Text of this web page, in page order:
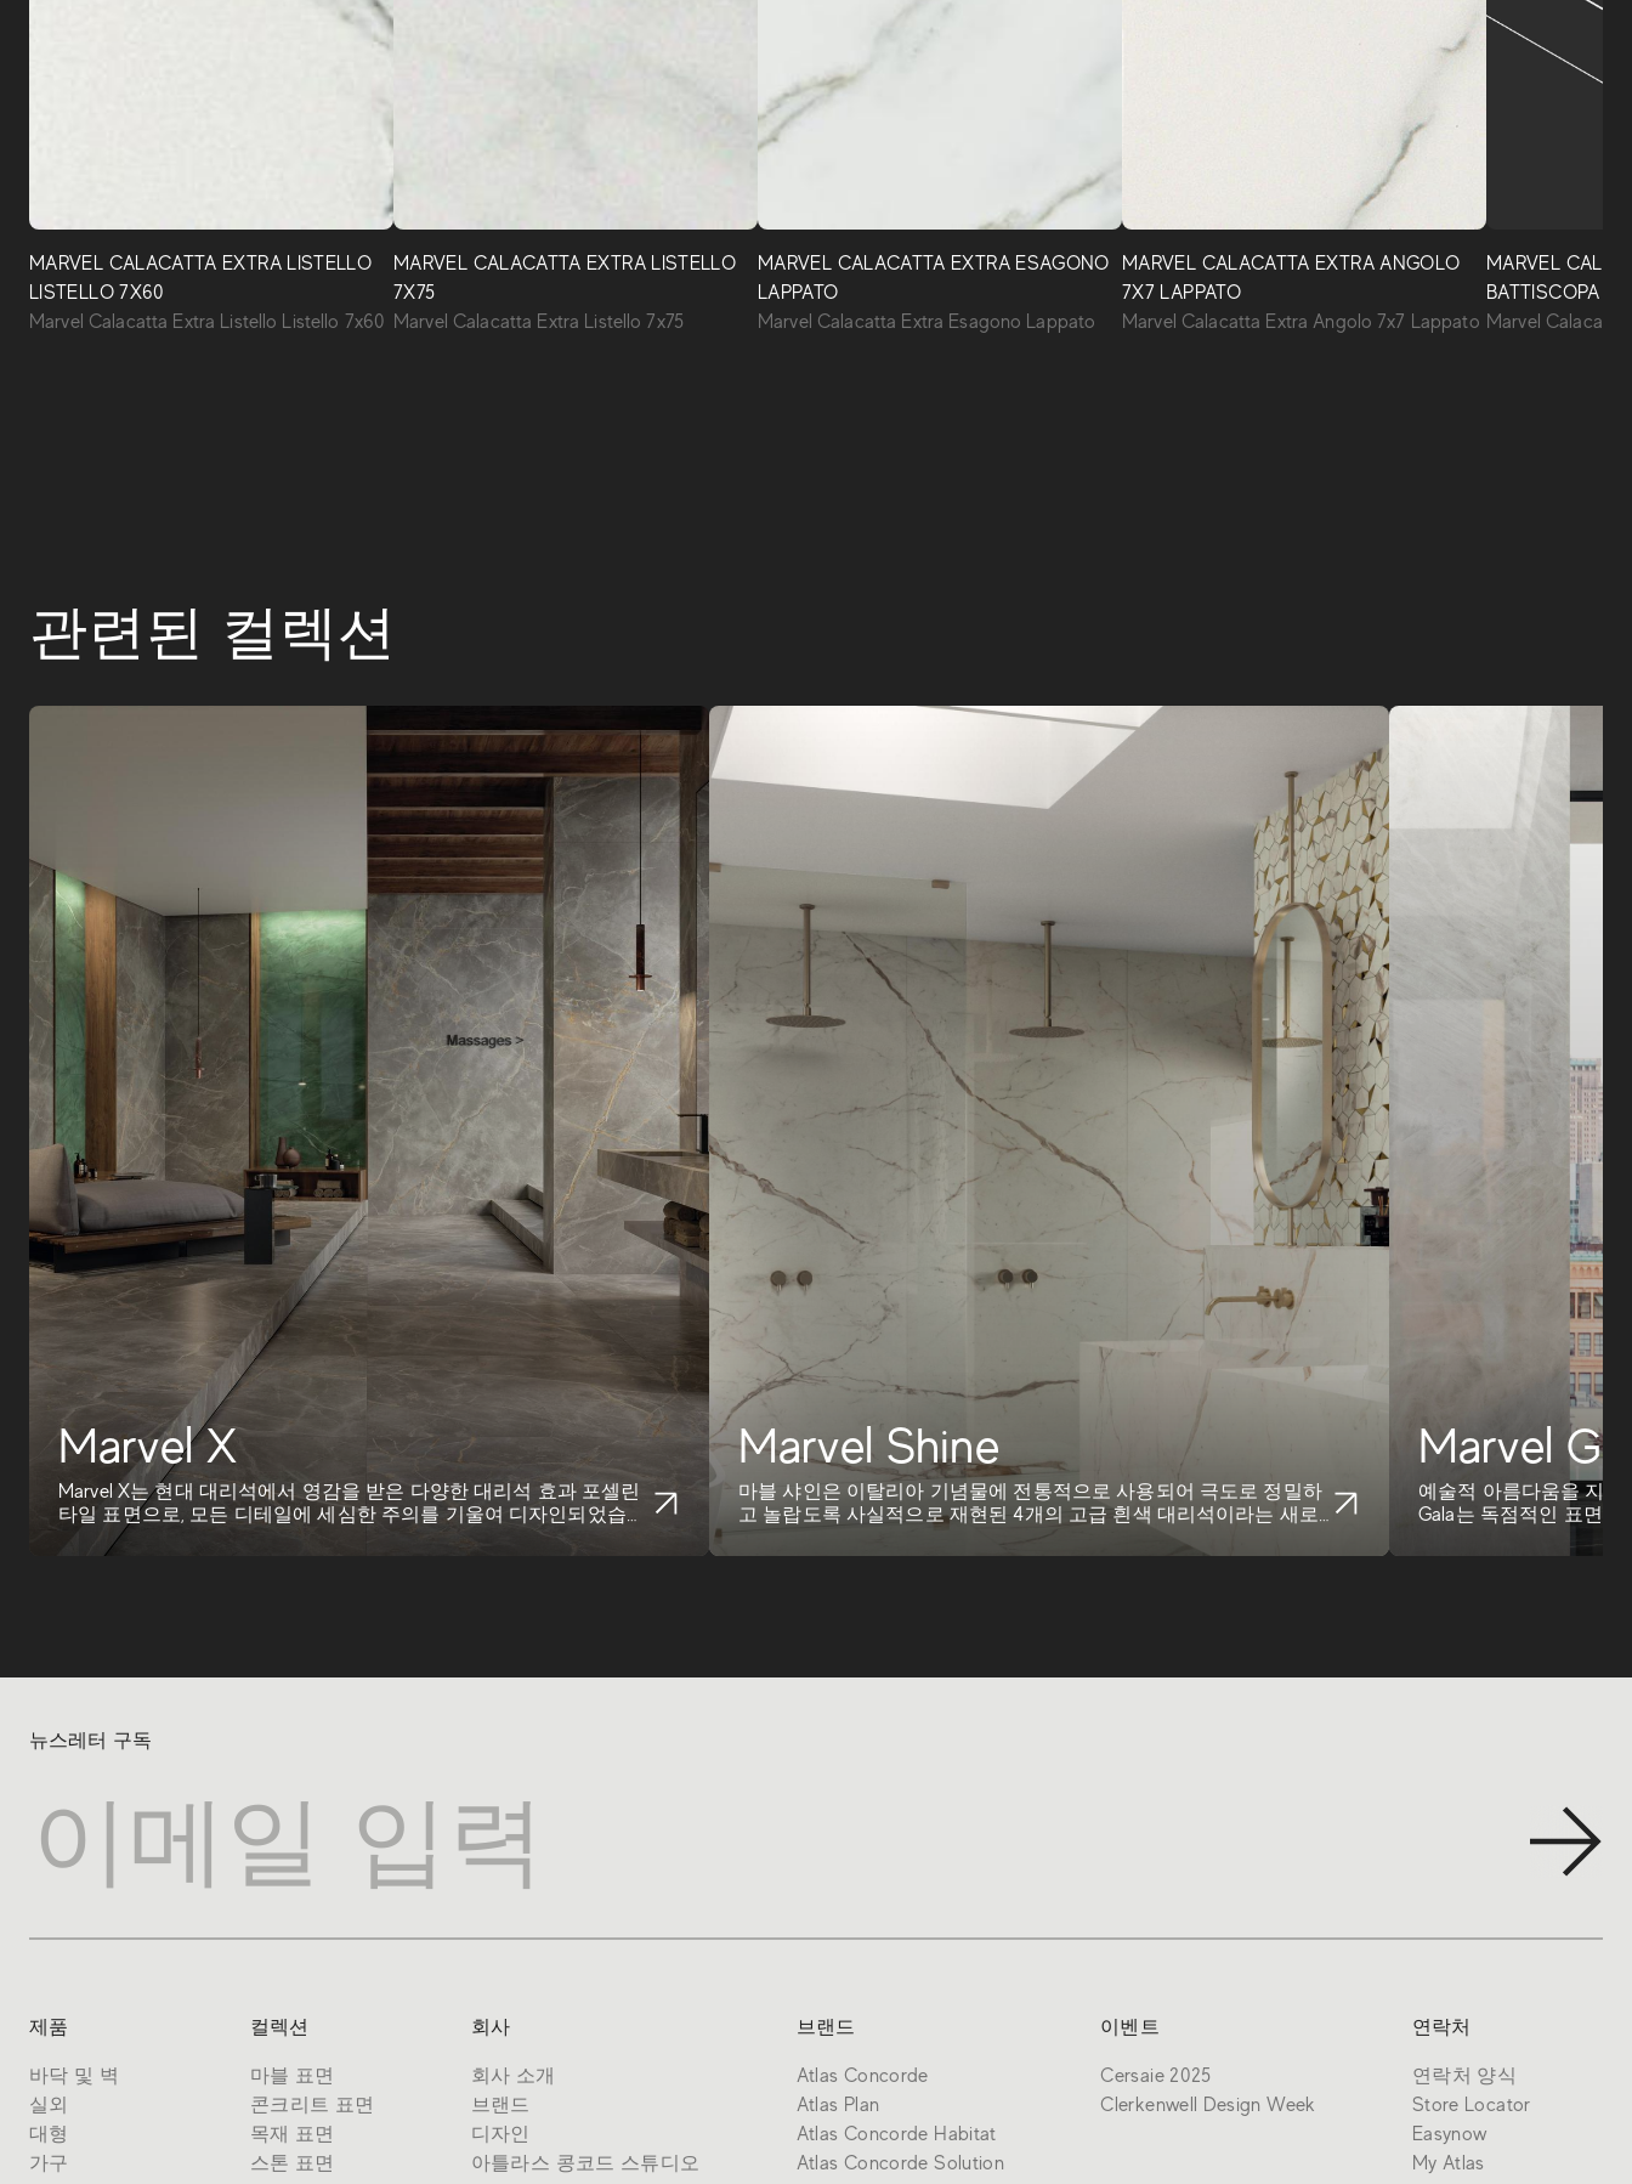
MARVEL CALACATTA EXTRA LISTELLO
LISTELLO 7X60
Marvel Calacatta Extra Listello Listello 7x60
MARVEL CALACATTA EXTRA LISTELLO
7X75
Marvel Calacatta Extra Listello 7x75
MARVEL CALACATTA EXTRA ESAGONO
LAPPATO
Marvel Calacatta Extra Esagono Lappato
MARVEL CALACATTA EXTRA ANGOLO
7X7 LAPPATO
Marvel Calacatta Extra Angolo 7x7 Lappato
MARVEL
BATTISCOPA
Marvel
마블은 이탈리아 전통의 가장 권위 있는 대리석에서
영감을 받은 도자기 바닥 타일과 조화로운 벽 타일
컬렉션입니다. 생산 공정의 기술적 우수성은 소재의
우아함과 세라믹 타일의 장점을 결합하여 잠재력이
관련된 컬렉션
Marvel X
Marvel X는 현대 대리석에서 영감을 받은 다양한 대리석 효과 포셀린
타일 표면으로, 모든 디테일에 세심한 주의를 기울여 디자인되었습니
다. 부드러운 ...
Marvel Shine
마블 샤인은 이탈리아 기념물에 전통적으로 사용되어 극도로 정밀하
고 놀랍도록 사실적으로 재현된 4개의 고급 흰색 대리석이라는 새로
Marvel
예술적 아름다움을 지닌
Gala는 독점적인 표면
뉴스레터 구독
제품
바닥 및 벽
실외
대형
가구
컬렉션
마블 표면
콘크리트 표면
목재 표면
스톤 표면
회사
회사 소개
브랜드
디자인
아틀라스 콩코드 스튜디오
브랜드
Atlas Concorde
Atlas Plan
Atlas Concorde Habitat
Atlas Concorde Solution
이벤트
Cersaie 2025
Clerkenwell Design Week
연락처
연락처 양식
Store Locator
Easynow
My Atlas